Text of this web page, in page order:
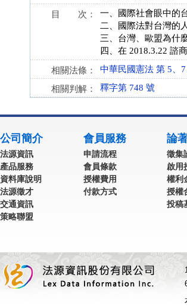
目 次：
一、國際社會眼中的
二、國際法對台灣的
三、台灣、歐盟為什
四、在 2018.3.22 諮
相關法條： 中華民國憲法 第 5、
相關判解： 釋字第 748 號
公司簡介
法源資訊
產品服務
資料庫說明
法源徵才
交通資訊
策略聯盟
會員服務
申請流程
會員條款
授權費用
付款方式
論
徵集
啟用
權利
授權
投稿